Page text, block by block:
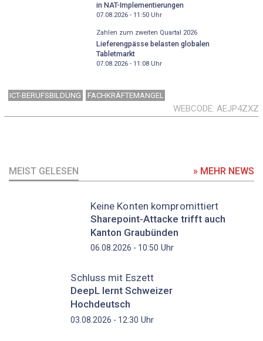
in NAT-Implementierungen
07.08.2026 - 11:50Uhr
Zahlen zum zweiten Quartal 2026
Lieferengpässe belasten globalen
Tabletmarkt
07.08.2026 - 11:08Uhr
ICT-BERUFSBILDUNG FACHKRÄFTEMANGEL
WEBCODE AEJP4ZXZ
MEIST GELESEN » MEHR NEWS
Keine Konten kompromittiert
Sharepoint-Attacke trifft auch
Kanton Graubünden
06.08.2026 - 10:50 Uhr
Schluss mit Eszett
DeepL lernt Schweizer
Hochdeutsch
03.08.2026 - 12:30 Uhr